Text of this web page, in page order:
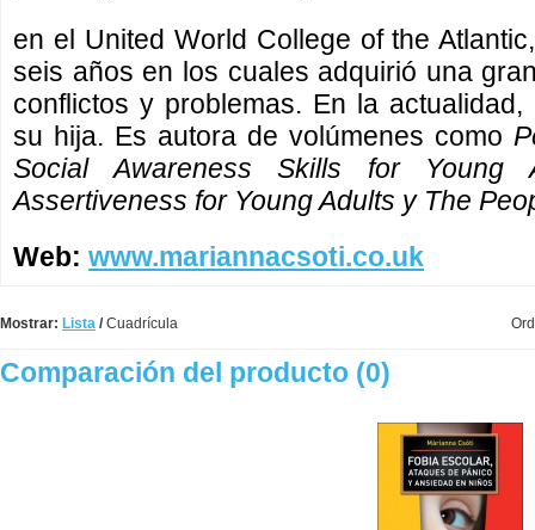
en el United World College of the
seis años en los cuales adquirió una
conflictos y problemas. En la
su hija. Es autora de volúmenes como
Social Awareness Skills for Young
Assertiveness for Young Adults y The
Web: www.mariannacsoti.co.uk
Mostrar: Lista /Cuadrícula
Comparación del producto (0)